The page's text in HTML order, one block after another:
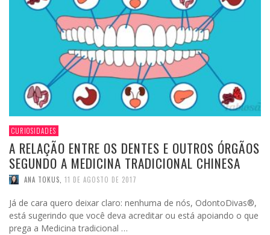
CURIOSIDADES
A RELAÇÃO ENTRE OS DENTES E OUTROS ÓRGÃOS
SEGUNDO A MEDICINA TRADICIONAL CHINESA
ANA TOKUS, 11 DE AGOSTO DE 2017
Já de cara quero deixar claro: nenhuma de nós, OdontoDivas®,
está sugerindo que você deva acreditar ou está apoiando o que
prega a Medicina tradicional …